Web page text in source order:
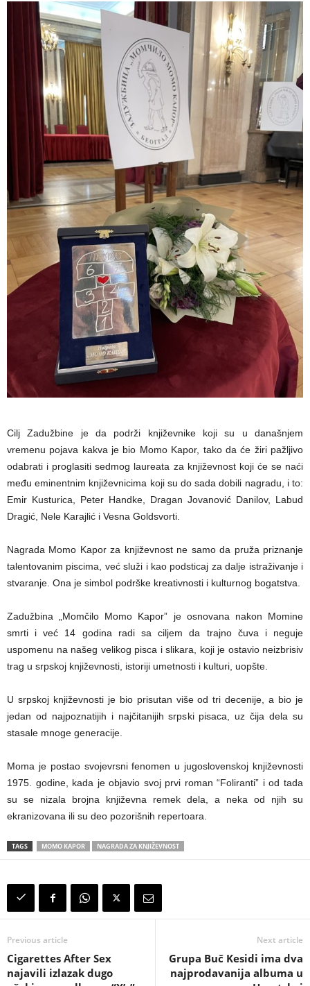
Cilj Zadužbine je da podrži književnike koji su u današnjem
vremenu pojava kakva je bio Momo Kapor, tako da će žiri pažljivo
odabrati i proglasiti sedmog laureata za književnost koji će se naći
među eminentnim književnicima koji su do sada dobili nagradu, i to:
Emir Kusturica, Peter Handke, Dragan Jovanović Danilov, Labud
Dragić, Nele Karajlić i Vesna Goldsvorti.
Nagrada Momo Kapor za književnost ne samo da pruža priznanje
talentovanim piscima, već služi i kao podsticaj za dalje istraživanje i
stvaranje. Ona je simbol podrške kreativnosti i kulturnog bogatstva.
Zadužbina „Momčilo Momo Kapor” je osnovana nakon Momine
smrti i već 14 godina radi sa ciljem da trajno čuva i neguje
uspomenu na našeg velikog pisca i slikara, koji je ostavio neizbrisiv
trag u srpskoj književnosti, istoriji umetnosti i kulturi, uopšte.
U srpskoj književnosti je bio prisutan više od tri decenije, a bio je
jedan od najpoznatijih i najčitanijih srpski pisaca, uz čija dela su
stasale mnoge generacije.
Moma je postao svojevrsni fenomen u jugoslovenskoj književnosti
1975. godine, kada je objavio svoj prvi roman “Foliranti” i od tada
su se nizala brojna književna remek dela, a neka od njih su
ekranizovana ili su deo pozorišnih repertoara.
TAGS MOMO KAPOR NAGRADA ZA KNJIŽEVNOST
Previous article
Cigarettes After Sex
najavili izlazak dugo
Next article
Grupa Buč Kesidi ima dva
najprodavanija albuma u